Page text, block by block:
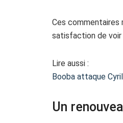
Ces commentaires
satisfaction de voir
Lire aussi :
Booba attaque
Un